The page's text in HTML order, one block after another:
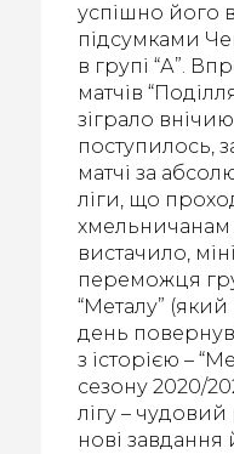
успішно його
підсумками
в групі “А”.
матчів
зіграло
поступилось,
матчі за
ліги, що
хмельничанам
вистачило,
переможця
“Металу”
день
з історією –
сезону 2020/
лігу –
нові завдання